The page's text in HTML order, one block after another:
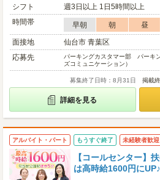
シフト
週3日以上 1日5時間以上
時間帯
早朝 朝 昼
面接地
仙台市 青葉区
応募先
パーキングカスタマー部 パーキ
ズコミュニケーション）
募集終了日時：8月31日 掲載
詳細を見る
アルバイト・パート もうすぐ終了 未経験者歓迎
【コールセンター】
は高時給1600円に